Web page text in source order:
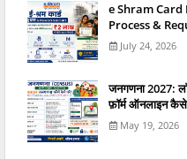
e Shram Card
Process &
July 24, 2026
जनगणना 2027:
फ़ॉर्म ऑनलाइन कैसे
May 19, 2026